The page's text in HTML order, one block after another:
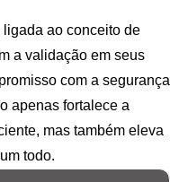
ao conceito de
a validação em seus
com a segurança
apenas fortalece a
mas também eleva
todo.